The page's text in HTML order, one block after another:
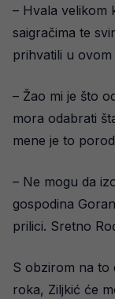
– Hvala velikom
saigračima te
prihvatili u ovom
– Žao mi je što
mora odabrati
mene je to
– Ne mogu da
gospodina
prilici. Sretno
S obzirom na to
roka, Ziljkić će